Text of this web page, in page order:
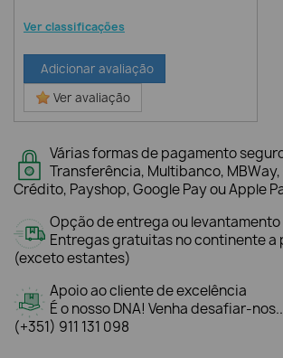
Ver classificações
Adicionar avaliação
Ver avaliação
Várias formas de pagamento
Transferência, Multibanco,
Crédito, Payshop, Google Pay ou Apple
Opção de entrega ou levantamento
Entregas gratuitas no continente a
(exceto estantes)
Apoio ao cliente de excelência
É o nosso DNA! Venha desafiar-
(+351) 911 131 098